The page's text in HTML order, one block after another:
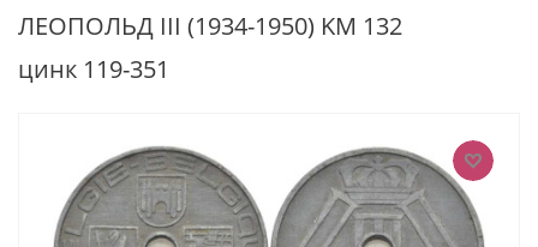
ЛЕОПОЛЬД III (1934-1950) KM 132
цинк 119-351